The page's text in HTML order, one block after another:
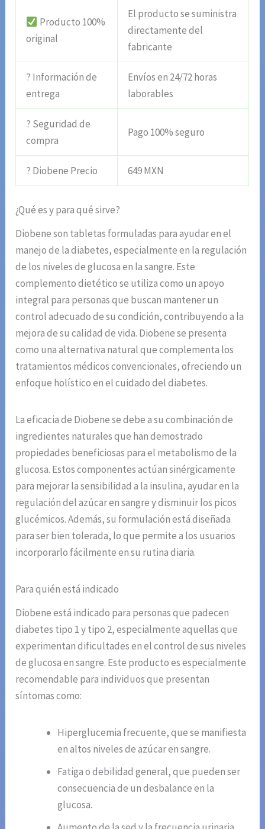
Producto 100%
original
El producto se suministra
directamente del
fabricante
? Información de
entrega
Envíos en 24/72 horas
laborables
? Seguridad de
compra
Pago 100% seguro
? Diobene Precio 649 MXN
¿Qué es y para qué sirve?
Diobene son tabletas formuladas para ayudar en el
manejo de la diabetes, especialmente en la regulación
de los niveles de glucosa en la sangre. Este
complemento dietético se utiliza como un apoyo
integral para personas que buscan mantener un
control adecuado de su condición, contribuyendo a la
mejora de su calidad de vida. Diobene se presenta
como una alternativa natural que complementa los
tratamientos médicos convencionales, ofreciendo un
enfoque holístico en el cuidado del diabetes.
La eficacia de Diobene se debe a su combinación de
ingredientes naturales que han demostrado
propiedades beneficiosas para el metabolismo de la
glucosa. Estos componentes actúan sinérgicamente
para mejorar la sensibilidad a la insulina, ayudar en la
regulación del azúcar en sangre y disminuir los picos
glucémicos. Además, su formulación está diseñada
para ser bien tolerada, lo que permite a los usuarios
incorporarlo fácilmente en su rutina diaria.
Para quién está indicado
Diobene está indicado para personas que padecen
diabetes tipo 1 y tipo 2, especialmente aquellas que
experimentan dificultades en el control de sus niveles
de glucosa en sangre. Este producto es especialmente
recomendable para individuos que presentan
síntomas como:
Hiperglucemia frecuente, que se manifiesta
en altos niveles de azúcar en sangre.
Fatiga o debilidad general, que pueden ser
consecuencia de un desbalance en la
glucosa.